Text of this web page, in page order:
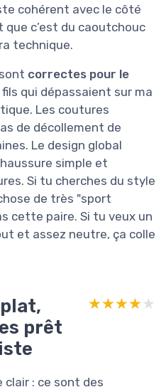
cohérent avec le côté
c’est du caoutchouc
technique.
correctes pour le
qui dépassaient sur ma
Les coutures
de décollement de
Le design global
simple et
Si tu cherches du style
de très "sport
cette paire. Si tu veux un
et assez neutre, ça colle
prêt
★★★★★
★★★★★
: ce sont des